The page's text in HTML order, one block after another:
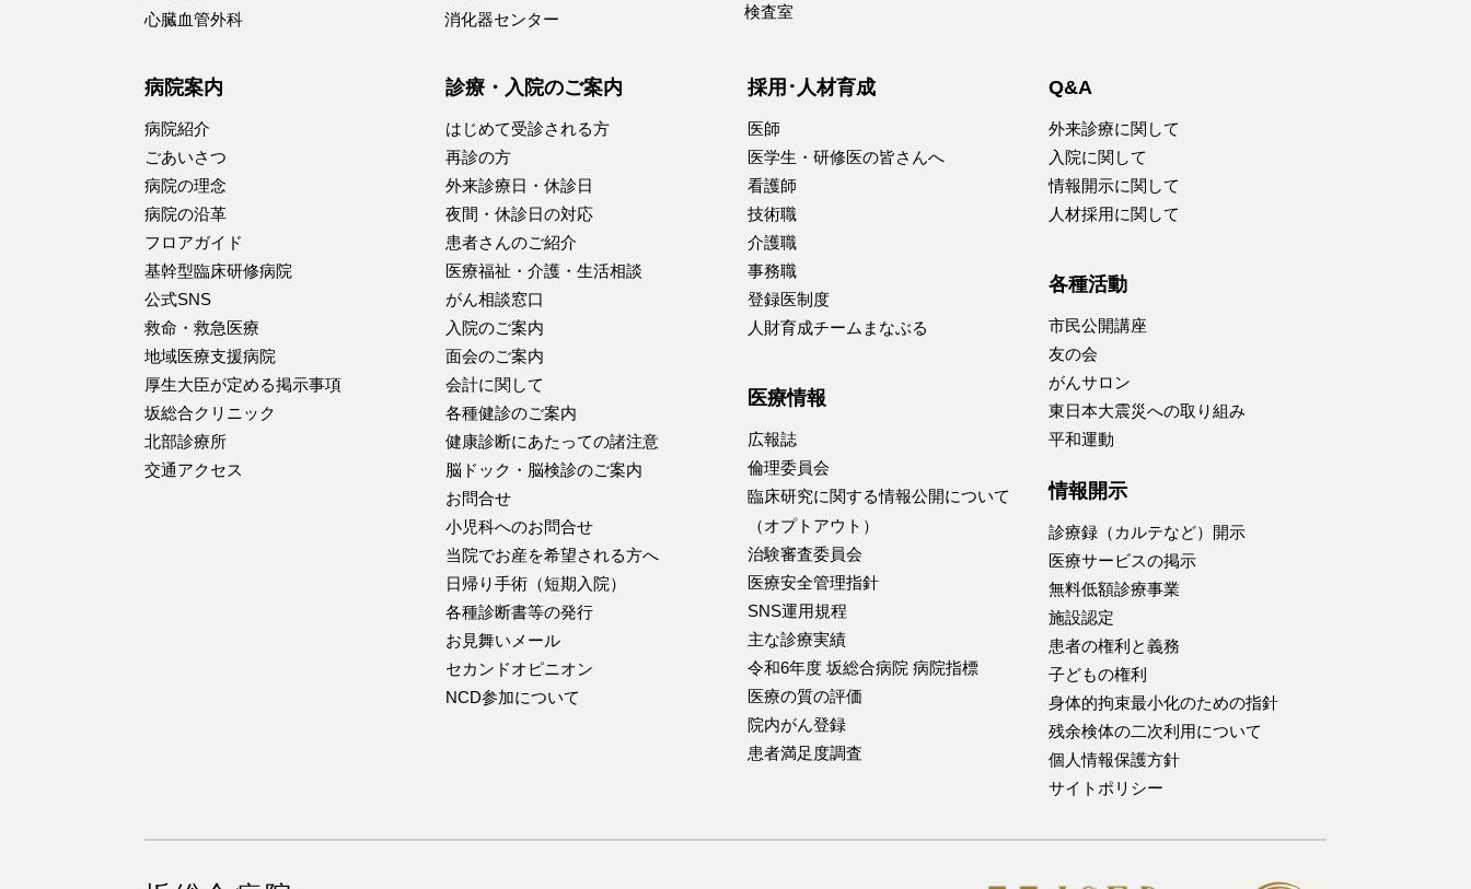
心臓血管外科
消化器センター
検査室
病院案内
病院紹介
ごあいさつ
病院の理念
病院の沿革
フロアガイド
基幹型臨床研修病院
公式SNS
救命・救急医療
地域医療支援病院
厚生大臣が定める掲示事項
坂総合クリニック
北部診療所
交通アクセス
診療・入院のご案内
はじめて受診される方
再診の方
外来診療日・休診日
夜間・休診日の対応
患者さんのご紹介
医療福祉・介護・生活相談
がん相談窓口
入院のご案内
面会のご案内
会計に関して
各種健診のご案内
健康診断にあたっての諸注意
脳ドック・脳検診のご案内
お問合せ
小児科へのお問合せ
当院でお産を希望される方へ
日帰り手術（短期入院）
各種診断書等の発行
お見舞いメール
セカンドオピニオン
NCD参加について
採用･人材育成
医師
医学生・研修医の皆さんへ
看護師
技術職
介護職
事務職
登録医制度
人財育成チームまなぶる
医療情報
広報誌
倫理委員会
臨床研究に関する情報公開について
（オプトアウト）
治験審査委員会
医療安全管理指針
SNS運用規程
主な診療実績
令和6年度 坂総合病院 病院指標
医療の質の評価
院内がん登録
患者満足度調査
Q&A
外来診療に関して
入院に関して
情報開示に関して
人材採用に関して
各種活動
市民公開講座
友の会
がんサロン
東日本大震災への取り組み
平和運動
情報開示
診療録（カルテなど）開示
医療サービスの掲示
無料低額診療事業
施設認定
患者の権利と義務
子どもの権利
身体的拘束最小化のための指針
残余検体の二次利用について
個人情報保護方針
サイトポリシー